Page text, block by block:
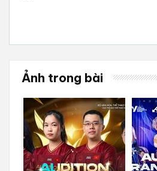
Ảnh trong bài